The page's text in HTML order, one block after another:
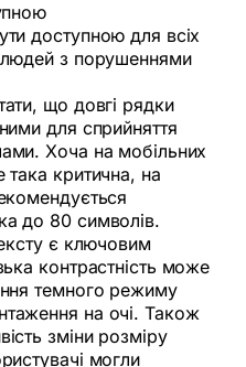
доступною для всіх
з порушеннями
що довгі рядки
для сприйняття
Хоча на мобільних
критична, на
до 80 символів.
є ключовим
контрастність може
темного режиму
на очі. Також
зміни розміру
могли